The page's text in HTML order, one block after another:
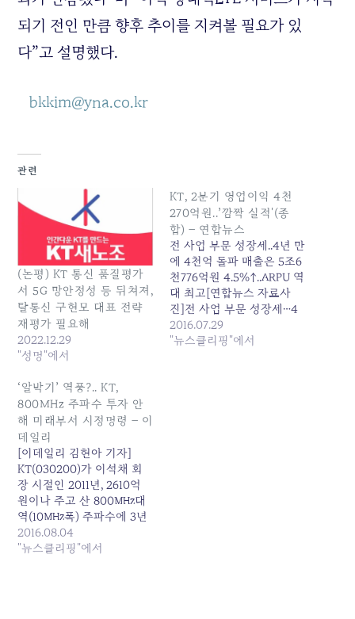
되기 전인 만큼 향후 추이를 지켜볼 필요가 있
다”고 설명했다.
bkkim@yna.co.kr
관련
(논평) KT 통신 품질평가
서 5G 망안정성 등 뒤쳐져,
탈통신 구현모 대표 전략
재평가 필요해
2022.12.29
"성명"에서
KT, 2분기 영업이익 4천
270억원..’깜짝 실적'(종
합) – 연합뉴스
전 사업 부문 성장세..4년 만
에 4천억 돌파 매출은 5조6
천776억원 4.5%↑..ARPU 역
대 최고[연합뉴스 자료사
진]전 사업 부문 성장세…4
년 만에 4천억 돌파매출은
5조6천776억원 4.5%↑…
2016.07.29
"뉴스클리핑"에서
‘알박기’ 역풍?.. KT,
800MHz 주파수 투자 안
해 미래부서 시정명령 – 이
데일리
[이데일리 김현아 기자]
KT(030200)가 이석채 회
장 시절인 2011년, 2610억
원이나 주고 산 800㎒대
역(10㎒폭) 주파수에 3년
이 넘도록 전혀 투자하지 않
아 미래창조과학부로부터
2016.08.04
"뉴스클리핑"에서